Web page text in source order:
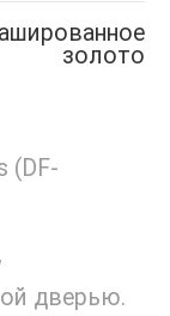
золото
(DF-
дверью.